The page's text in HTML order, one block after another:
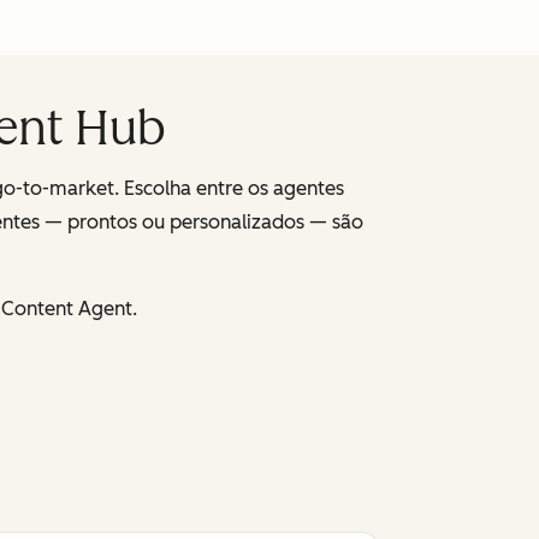
Hub
to-market. Escolha entre os agentes
— prontos ou personalizados — são
Agent.